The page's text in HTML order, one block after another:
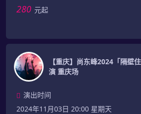
280 元起
【重庆】尚东峰2024「隔壁
演 重庆场
演出时间
2024年11月03日 20:00 星期天